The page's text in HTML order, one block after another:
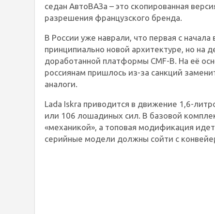
седан АвтоВАЗа – это скопированная
разрешения французского бренда.
В России уже наврали, что первая с
принципиально новой архитектуре, но на
доработанной платформы CMF-B. На её
россиянам пришлось из-за санкций
аналоги.
Lada Iskra приводится в движение 1,6-
или 106 лошадиных сил. В базовой
«механикой», а топовая модификация
серийные модели должны сойти с